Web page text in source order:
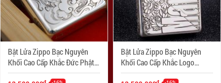
Bật Lửa Zippo Bạc Nguyên
Khối Cao Cấp Khắc Đức Phật
Và Quỷ Bản Armor
Bật Lửa Zippo Bạc Nguyên
Khối Cao Cấp Khắc Logo
Marlboro Phiên Bản Amor